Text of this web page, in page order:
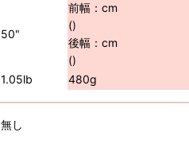
50"
前幅：cm
()
後幅：cm
()
1.05lb 480g
無し